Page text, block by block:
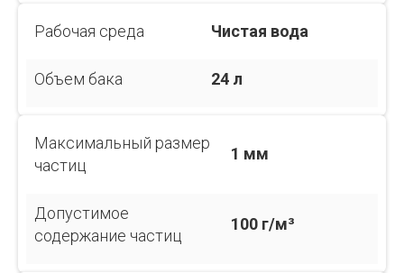
Рабочая среда Чистая вода
Объем бака 24 л
Максимальный размер
частиц
1 мм
Допустимое
содержание частиц
100 г/м³